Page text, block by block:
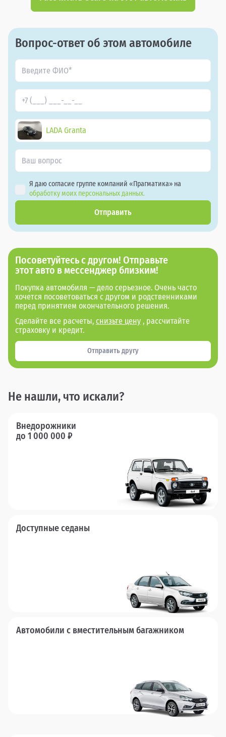
Вопрос-ответ об этом автомобиле
LADA Granta
Я даю согласие группе компаний «Прагматика» на
обработку моих персональных данных.
Отправить
Посоветуйтесь с другом! Отправьте
этот авто в мессенджер близким!
Покупка автомобиля — дело серьезное. Очень часто
хочется посоветоваться с другом и родственниками
перед принятием окончательного решения.
Сделайте все расчеты, снизьте цену , рассчитайте
страховку и кредит.
Отправить другу
Не нашли, что искали?
Внедорожники
до 1 000 000 ₽
Доступные седаны
Автомобили с вместительным багажником